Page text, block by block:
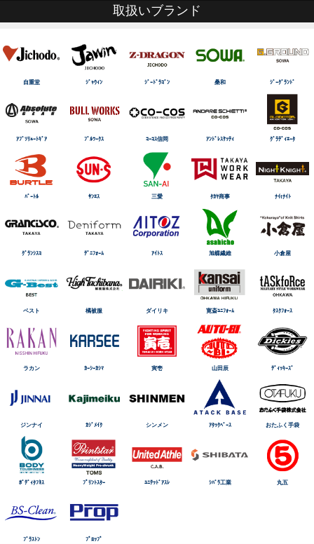
取扱いブランド
自重堂 ｼﾞｬｳｨﾝ ｼﾞｰﾄﾞﾗｺﾞﾝ 桑和 ｼﾞｰｸﾞﾗﾝﾄﾞ
ｱﾌﾞｿﾘｭｰﾄｷﾞｱ ﾌﾞﾙﾜｰｸｽ ｺｰｺｽ信岡 ｱﾝﾄﾞﾚｽｹｯﾃｨ ｸﾞﾗﾃﾞｨｴｰﾀ
ﾊﾞｰﾄﾙ ｻﾝｴｽ 三愛 ﾀｶﾔ商事 ﾅｲtﾅｲﾄ
ｸﾞﾗﾝｼｽｺ ﾃﾞﾆﾌｫｰﾑ ｱｲﾄｽ 旭蝶繊維 小倉屋
ベスト 橘被服 ダイリキ 寛斎ﾕﾆﾌｫｰﾑ ﾀｽｸﾌｫｰｽ
ラカン ｶｰｼｰｶｼﾏ 寅壱 山田辰 ﾃﾞｨｯｷｰｽﾞ
ジンナイ ｶｼﾞﾒｲｸ シンメン ｱﾀｯｸﾍﾞｰｽ おたふく手袋
ﾎﾞﾃﾞｨﾀﾌﾈｽ ﾌﾟﾘﾝﾄｽﾀｰ ﾕﾆﾃｯﾄﾞｱｽﾚ ｼﾊﾞﾗ工業 丸五
ﾌﾞﾗｽﾄﾝ ﾌﾟﾛｯﾌﾟ